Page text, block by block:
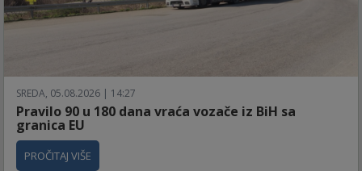
SREDA, 05.08.2026 | 14:27
Pravilo 90 u 180 dana vraća vozače iz BiH sa
granica EU
PROČITAJ VIŠE